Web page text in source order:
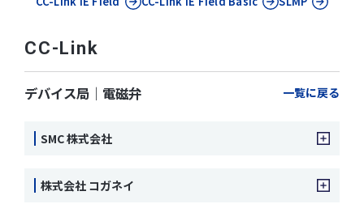
CC-Link
デバイス局｜電磁弁 一覧に戻る
SMC 株式会社
株式会社 コガネイ